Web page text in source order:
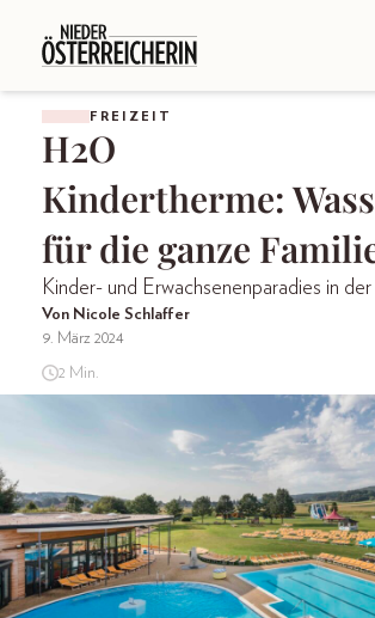
FREIZEIT
H2O
Kindertherme:
für die ganze
Kinder- und Erwachsenenparadies in
Von Nicole Schlaffer
9. März 2024
2 Min.